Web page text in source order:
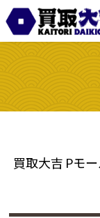
買取大吉 Pモ